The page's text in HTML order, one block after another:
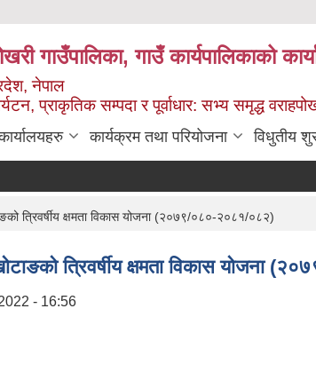
गाउँपालिका, गाउँ कार्यपालिकाको
नेपाल
प्राकृतिक सम्पदा र पूर्वाधार: सभ्य समृद्ध
कार्यक्रम तथा परियोजना विधुतीय
त्रिवर्षीय क्षमता विकास योजना (२०७९/०८०-२०८१/०८२)
त्रिवर्षीय क्षमता विकास योजना
- 16:56